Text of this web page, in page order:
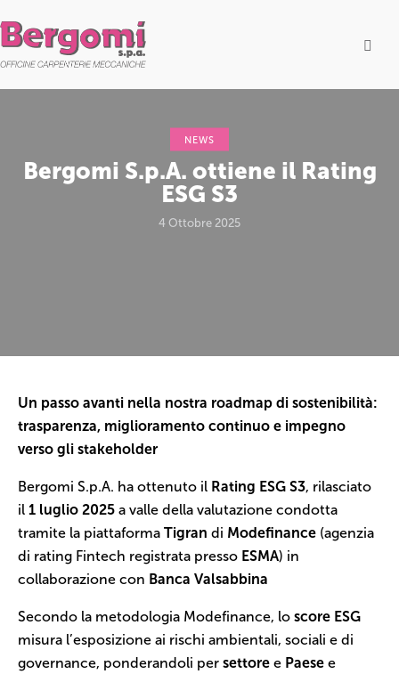
NEWS
Bergomi S.p.A. ottiene il Rating
ESG S3
4 Ottobre 2025
Un passo avanti nella nostra roadmap di sostenibilità:
trasparenza, miglioramento continuo e impegno
verso gli stakeholder
Bergomi S.p.A. ha ottenuto il Rating ESG S3, rilasciato
il 1 luglio 2025 a valle della valutazione condotta
tramite la piattaforma Tigran di Modefinance (agenzia
di rating Fintech registrata presso ESMA) in
collaborazione con Banca Valsabbina
Secondo la metodologia Modefinance, lo score ESG
misura l’esposizione ai rischi ambientali, sociali e di
governance, ponderandoli per settore e Paese e